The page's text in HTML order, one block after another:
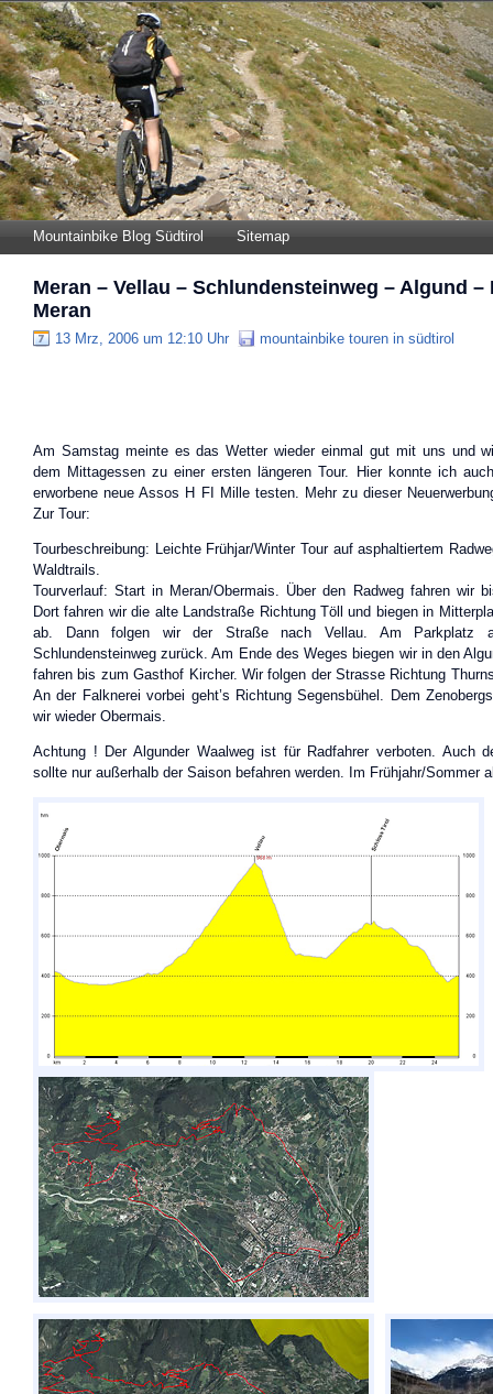
Mountainbike Blog Südtirol Sitemap
Meran – Vellau – Schlundensteinweg – Algund –
Meran
13 Mrz, 2006 um 12:10 Uhr mountainbike touren in südtirol
Am Samstag meinte es das Wetter wieder einmal gut mit uns und
dem Mittagessen zu einer ersten längeren Tour. Hier konnte ich
erworbene neue Assos H FI Mille testen. Mehr zu dieser
Zur Tour:
Tourbeschreibung: Leichte Frühjar/Winter Tour auf asphaltiertem
Waldtrails.
Tourverlauf: Start in Meran/Obermais. Über den Radweg fahren wir
Dort fahren wir die alte Landstraße Richtung Töll und biegen in
ab. Dann folgen wir der Straße nach Vellau. Am Parkplatz
Schlundensteinweg zurück. Am Ende des Weges biegen wir in den
fahren bis zum Gasthof Kircher. Wir folgen der Strasse Richtung
An der Falknerei vorbei geht’s Richtung Segensbühel. Dem
wir wieder Obermais.
Achtung ! Der Algunder Waalweg ist für Radfahrer verboten. Auch
sollte nur außerhalb der Saison befahren werden. Im Frühjahr/Sommer